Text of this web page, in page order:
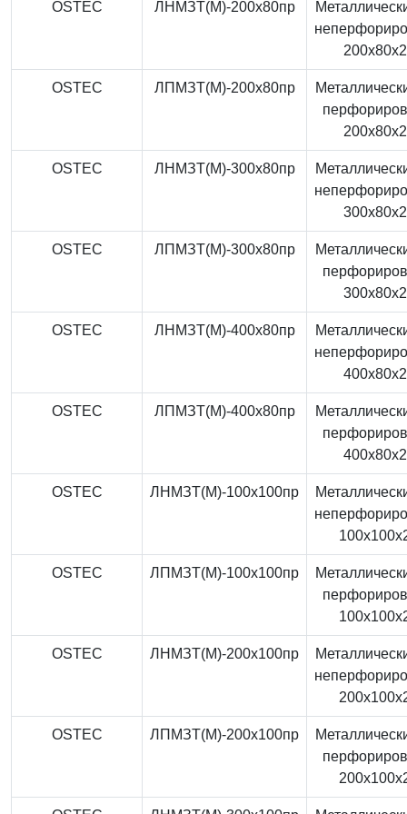
OSTEC ЛНМЗТ(М)-200x80пр
OSTEC ЛПМЗТ(М)-200x80пр
OSTEC ЛНМЗТ(М)-300x80пр
OSTEC ЛПМЗТ(М)-300x80пр
OSTEC ЛНМЗТ(М)-400x80пр
OSTEC ЛПМЗТ(М)-400x80пр
OSTEC ЛНМЗТ(М)-100x100пр
OSTEC ЛПМЗТ(М)-100x100пр
OSTEC ЛНМЗТ(М)-200x100пр
OSTEC ЛПМЗТ(М)-200x100пр